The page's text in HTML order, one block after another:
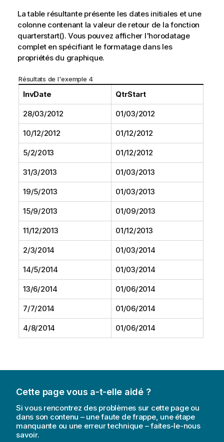
La table résultante présente les dates initiales et une
colonne contenant la valeur de retour de la fonction
quarterstart(). Vous pouvez afficher l'horodatage
complet en spécifiant le formatage dans les
propriétés du graphique.
Résultats de l'exemple 4
InvDate QtrStart
28/03/2012 01/03/2012
10/12/2012 01/12/2012
5/2/2013 01/12/2012
31/3/2013 01/03/2013
19/5/2013 01/03/2013
15/9/2013 01/09/2013
11/12/2013 01/12/2013
2/3/2014 01/03/2014
14/5/2014 01/03/2014
13/6/2014 01/06/2014
7/7/2014 01/06/2014
4/8/2014 01/06/2014
Cette page vous a-t-elle aidé ?
Si vous rencontrez des problèmes sur cette page ou
dans son contenu – une faute de frappe, une étape
manquante ou une erreur technique – faites-le-nous
savoir.